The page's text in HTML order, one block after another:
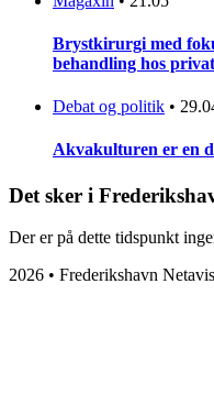
Brystkirurgi med
behandling hos
Debat og politik •
Akvakulturen er en
Det sker i
Der er på dette tidspunkt
2026 • Frederikshavn Netavis